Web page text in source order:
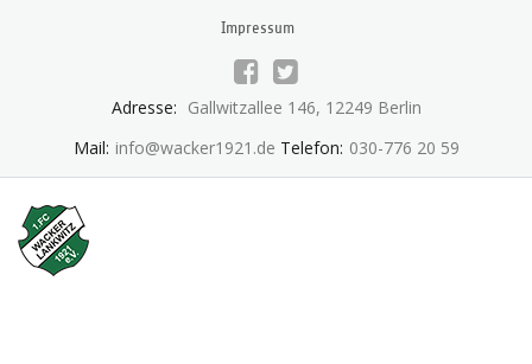
Impressum
Adresse: Gallwitzallee 146, 12249 Berlin
Mail: info@wacker1921.de Telefon: 030-776 20 59